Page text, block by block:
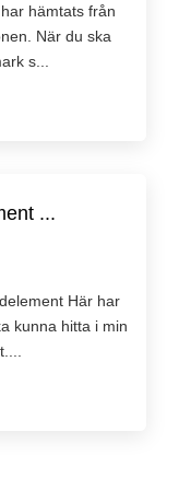
hämtats från
När du ska
s...
...
Här har
kunna hitta i min